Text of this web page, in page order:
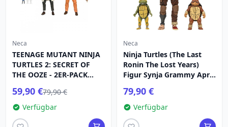
Neca
TEENAGE MUTANT NINJA
TURTLES 2: SECRET OF
THE OOZE - 2ER-PACK
PROFESSOR PERRY UND
SCHUTZANZUG
PROFESSOR PERRY
59,90 €79,90 €
Verfügbar
Neca
Ninja Turtles (The Last
Ronin The Lost Years)
Figur Synja Grammy April
79,90 €
Verfügbar